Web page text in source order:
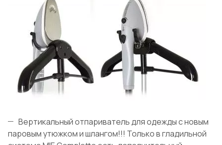
Вертикальный отпариватель для одежды с новым
паровым утюжком и шлангом!!! Только в гладильной